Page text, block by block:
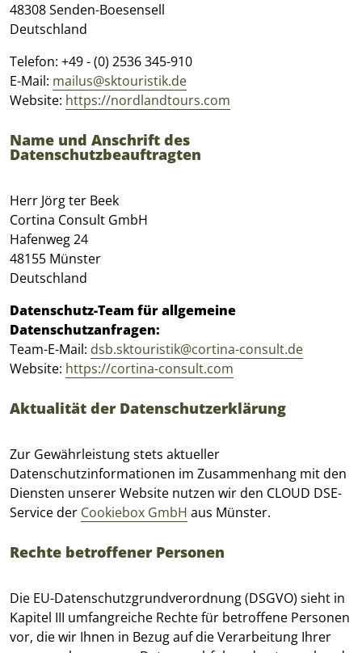
48308 Senden-Boesensell
Deutschland
Telefon: +49 - (0) 2536 345-910
E-Mail: mailus@sktouristik.de
Website: https://nordlandtours.com
Name und Anschrift des
Datenschutzbeauftragten
Herr Jörg ter Beek
Cortina Consult GmbH
Hafenweg 24
48155 Münster
Deutschland
Datenschutz-Team für allgemeine
Datenschutzanfragen:
Team-E-Mail: dsb.sktouristik@cortina-consult.de
Website: https://cortina-consult.com
Aktualität der Datenschutzerklärung
Zur Gewährleistung stets aktueller
Datenschutzinformationen im Zusammenhang mit den
Diensten unserer Website nutzen wir den CLOUD DSE-
Service der Cookiebox GmbH aus Münster.
Rechte betroffener Personen
Die EU-Datenschutzgrundverordnung (DSGVO) sieht in
Kapitel III umfangreiche Rechte für betroffene Personen
vor, die wir Ihnen in Bezug auf die Verarbeitung Ihrer